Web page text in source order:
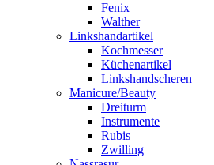
Fenix
Walther
Linkshandartikel
Kochmesser
Küchenartikel
Linkshandscheren
Manicure/Beauty
Dreiturm
Instrumente
Rubis
Zwilling